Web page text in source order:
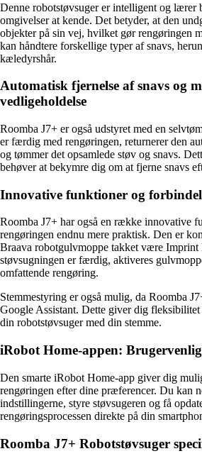
Denne robotstøvsuger er intelligent og lærer
omgivelser at kende. Det betyder, at den
objekter på sin vej, hvilket gør rengøringen
kan håndtere forskellige typer af snavs,
kæledyrshår.
Automatisk fjernelse af snavs og
vedligeholdelse
Roomba J7+ er også udstyret med en
er færdig med rengøringen, returnerer den
og tømmer det opsamlede støv og snavs.
behøver at bekymre dig om at fjerne snavs
Innovative funktioner og
Roomba J7+ har også en række innovative
rengøringen endnu mere praktisk. Den er
Braava robotgulvmoppe takket være
støvsugningen er færdig, aktiveres
omfattende rengøring.
Stemmestyring er også mulig, da Roomba
Google Assistant. Dette giver dig
din robotstøvsuger med din stemme.
iRobot Home-appen:
Den smarte iRobot Home-app giver dig
rengøringen efter dine præferencer. Du kan
indstillingerne, styre støvsugeren og få
rengøringsprocessen direkte på din
Roomba J7+ Robotstøvsuger